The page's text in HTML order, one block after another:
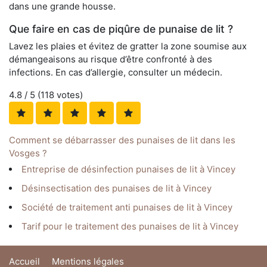
dans une grande housse.
Que faire en cas de piqûre de punaise de lit ?
Lavez les plaies et évitez de gratter la zone soumise aux
démangeaisons au risque d’être confronté à des
infections. En cas d’allergie, consulter un médecin.
4.8 / 5 (118 votes)
Comment se débarrasser des punaises de lit dans les
Vosges ?
Entreprise de désinfection punaises de lit à Vincey
Désinsectisation des punaises de lit à Vincey
Société de traitement anti punaises de lit à Vincey
Tarif pour le traitement des punaises de lit à Vincey
Accueil Mentions légales